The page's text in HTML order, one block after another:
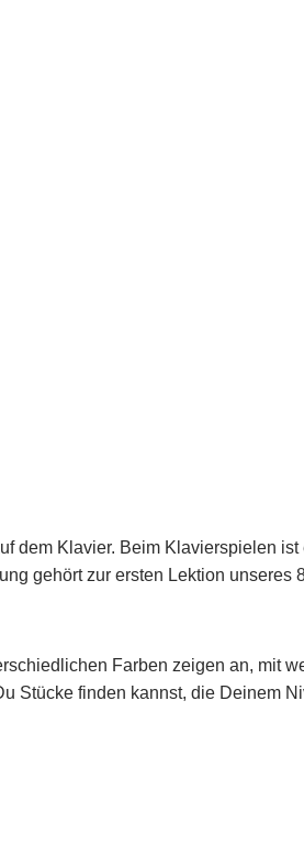
dem Klavier. Beim Klavierspielen
gehört zur ersten Lektion unseres
Farben zeigen an, mit
Stücke finden kannst, die Deinem